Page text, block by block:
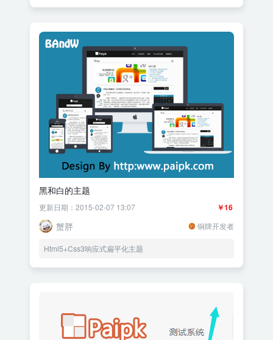
黑和白的主题
￥16
更新日期：2015-02-07 13:07
蟹胖 铜牌开发者
Html5+Css3响应式扁平化主题